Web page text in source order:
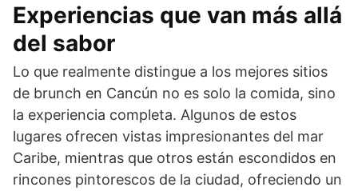
Experiencias que van más allá
del sabor
Lo que realmente distingue a los mejores sitios
de brunch en Cancún no es solo la comida, sino
la experiencia completa. Algunos de estos
lugares ofrecen vistas impresionantes del mar
Caribe, mientras que otros están escondidos en
rincones pintorescos de la ciudad, ofreciendo un